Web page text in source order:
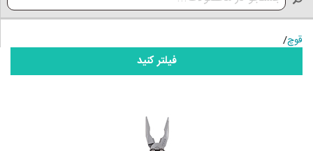
قوچ/
فیلتر کنید